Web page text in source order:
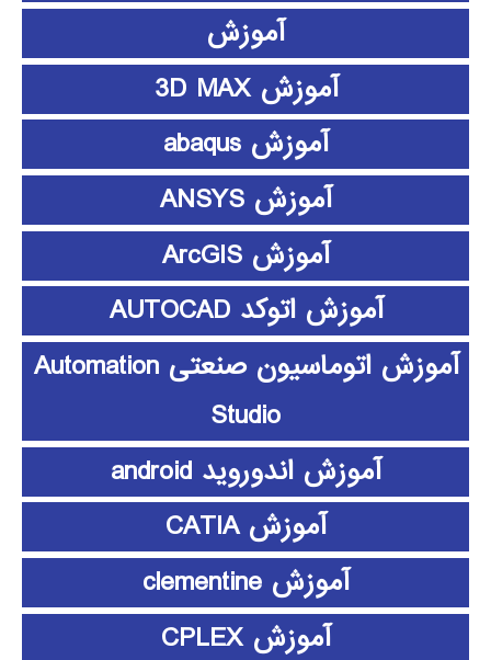
آموزش
آموزش 3D MAX
آموزش abaqus
آموزش ANSYS
آموزش ArcGIS
آموزش اتوکد AUTOCAD
آموزش اتوماسیون صنعتی Automation
Studio
آموزش اندوروید android
آموزش CATIA
آموزش clementine
آموزش CPLEX